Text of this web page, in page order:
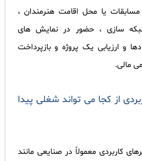
مسابقات یا محل اقامت هنرمندان ،
سازی ، حضور در نمایش های
و ارزیابی یک پروژه و بازپرداخت
مالی.
از کجا می تواند شغلی پیدا
کاربردی معمولاً در صنایعی مانند